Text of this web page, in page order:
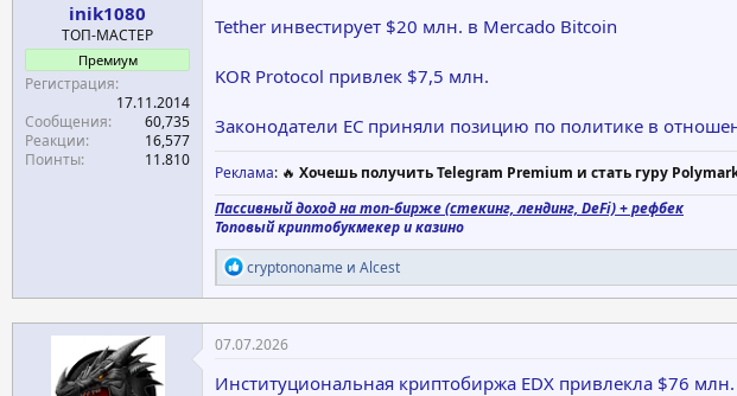
inik1080
ТОП-МАСТЕР
Премиум
Регистрация
17.11.2014
Сообщения
60,735
Реакции
16,577
Поинты
11.810
Tether инвестирует $20 млн. в Mercado Bitcoin
KOR Protocol привлек $7,5 млн.
Законодатели ЕС приняли позицию по политике в
Реклама: 🔥 Хочешь получить Telegram Premium и стать гуру
Пассивный доход на топ-бирже (стекинг, лендинг, DeFi) + рефбек
Топовый криптобукмекер и казино
Р
е
а
к
ц
и
и
cryptononame и Alcest
07.07.2026
Институциональная криптобиржа EDX привлекла $76 млн.